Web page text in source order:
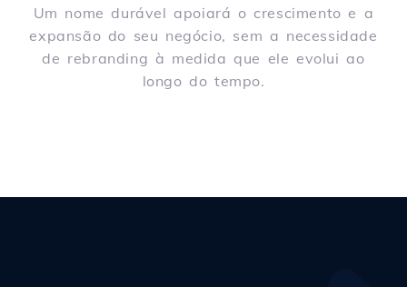
Um nome durável apoiará o crescimento e a
expansão do seu negócio, sem a necessidade
de rebranding à medida que ele evolui ao
longo do tempo.